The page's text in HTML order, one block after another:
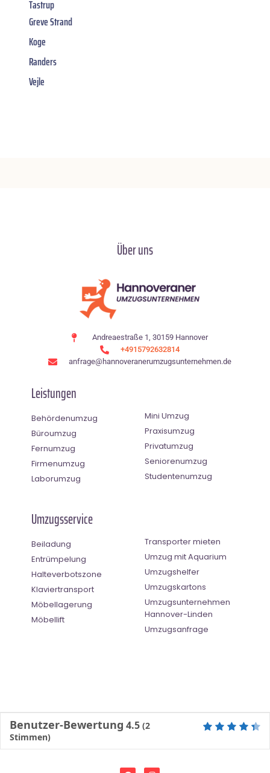
Tastrup
Greve Strand
Koge
Randers
Vejle
Über uns
Andreaestraße 1, 30159 Hannover
+4915792632814
anfrage@hannoveranerumzugsunternehmen.de
Leistungen
Behördenumzug
Büroumzug
Fernumzug
Firmenumzug
Laborumzug
Mini Umzug
Praxisumzug
Privatumzug
Seniorenumzug
Studentenumzug
Umzugsservice
Beiladung
Entrümpelung
Halteverbotszone
Klaviertransport
Möbellagerung
Möbellift
Transporter mieten
Umzug mit Aquarium
Umzugshelfer
Umzugskartons
Umzugsunternehmen
Hannover-Linden
Umzugsanfrage
Benutzer-Bewertung 4.5 (2
Stimmen)